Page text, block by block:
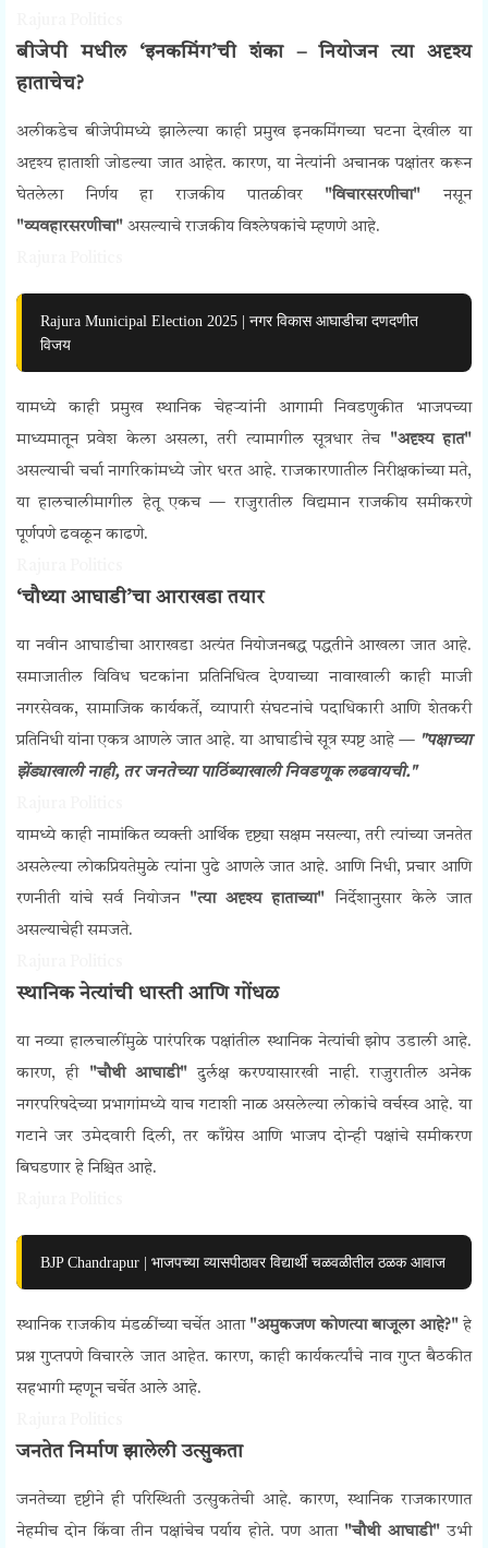
बीजेपी मधील ‘इनकमिंग’ची शंका – नियोजन त्या अदृश्य
हाताचेच?
अलीकडेच बीजेपीमध्ये झालेल्या काही प्रमुख इनकमिंगच्या घटना देखील या
अदृश्य हाताशी जोडल्या जात आहेत. कारण, या नेत्यांनी अचानक पक्षांतर करून
घेतलेला निर्णय हा राजकीय पातळीवर "विचारसरणीचा" नसून
"व्यवहारसरणीचा" असल्याचे राजकीय विश्लेषकांचे म्हणणे आहे.
Rajura Municipal Election 2025 | नगर विकास आघाडीचा दणदणीत
विजय
यामध्ये काही प्रमुख स्थानिक चेहऱ्यांनी आगामी निवडणुकीत भाजपच्या
माध्यमातून प्रवेश केला असला, तरी त्यामागील सूत्रधार तेच "अदृश्य हात"
असल्याची चर्चा नागरिकांमध्ये जोर धरत आहे. राजकारणातील निरीक्षकांच्या मते,
या हालचालीमागील हेतू एकच — राजुरातील विद्यमान राजकीय समीकरणे
पूर्णपणे ढवळून काढणे.
‘चौथ्या आघाडी’चा आराखडा तयार
या नवीन आघाडीचा आराखडा अत्यंत नियोजनबद्ध पद्धतीने आखला जात आहे.
समाजातील विविध घटकांना प्रतिनिधित्व देण्याच्या नावाखाली काही माजी
नगरसेवक, सामाजिक कार्यकर्ते, व्यापारी संघटनांचे पदाधिकारी आणि शेतकरी
प्रतिनिधी यांना एकत्र आणले जात आहे. या आघाडीचे सूत्र स्पष्ट आहे — "पक्षाच्या
झेंड्याखाली नाही, तर जनतेच्या पाठिंब्याखाली निवडणूक लढवायची."
यामध्ये काही नामांकित व्यक्ती आर्थिक दृष्ट्या सक्षम नसल्या, तरी त्यांच्या जनतेत
असलेल्या लोकप्रियतेमुळे त्यांना पुढे आणले जात आहे. आणि निधी, प्रचार आणि
रणनीती यांचे सर्व नियोजन "त्या अदृश्य हाताच्या" निर्देशानुसार केले जात
असल्याचेही समजते.
स्थानिक नेत्यांची धास्ती आणि गोंधळ
या नव्या हालचालींमुळे पारंपरिक पक्षांतील स्थानिक नेत्यांची झोप उडाली आहे.
कारण, ही "चौथी आघाडी" दुर्लक्ष करण्यासारखी नाही. राजुरातील अनेक
नगरपरिषदेच्या प्रभागांमध्ये याच गटाशी नाळ असलेल्या लोकांचे वर्चस्व आहे. या
गटाने जर उमेदवारी दिली, तर काँग्रेस आणि भाजप दोन्ही पक्षांचे समीकरण
बिघडणार हे निश्चित आहे.
BJP Chandrapur | भाजपच्या व्यासपीठावर विद्यार्थी चळवळीतील ठळक आवाज
स्थानिक राजकीय मंडळींच्या चर्चेत आता "अमुकजण कोणत्या बाजूला आहे?" हे
प्रश्न गुप्तपणे विचारले जात आहेत. कारण, काही कार्यकर्त्यांचे नाव गुप्त बैठकीत
सहभागी म्हणून चर्चेत आले आहे.
जनतेत निर्माण झालेली उत्सुकता
जनतेच्या दृष्टीने ही परिस्थिती उत्सुकतेची आहे. कारण, स्थानिक राजकारणात
नेहमीच दोन किंवा तीन पक्षांचेच पर्याय होते. पण आता "चौथी आघाडी" उभी